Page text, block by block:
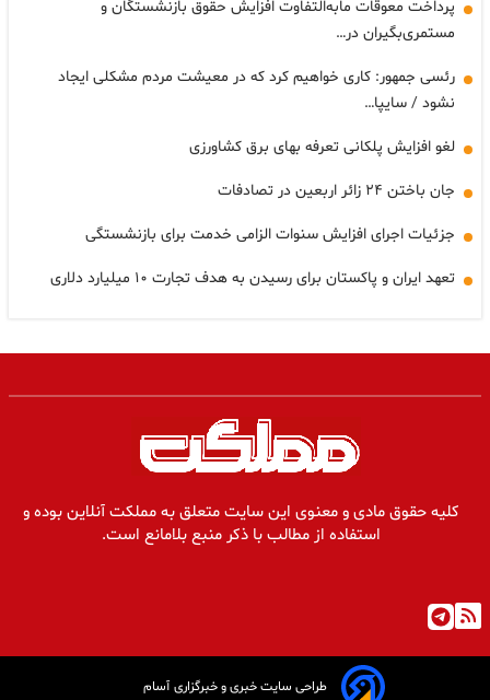
پرداخت معوقات مابه‌التفاوت افزایش حقوق بازنشستگان و
مستمری‌بگیران در…
رئسی جمهور: کاری خواهیم کرد که در معیشت مردم مشکلی ایجاد
نشود / سایپا…
لغو افزایش پلکانی تعرفه بهای برق کشاورزی
جان باختن ۲۴ زائر اربعین در تصادفات
جزئیات اجرای افزایش سنوات الزامی خدمت برای بازنشستگی
تعهد ایران و پاکستان برای رسیدن به هدف تجارت ۱۰ میلیارد دلاری
کلیه حقوق مادی و معنوی این سایت متعلق به مملکت آنلاین بوده و
استفاده از مطالب با ذکر منبع بلامانع است.
طراحی سایت خبری و خبرگزاری آسام